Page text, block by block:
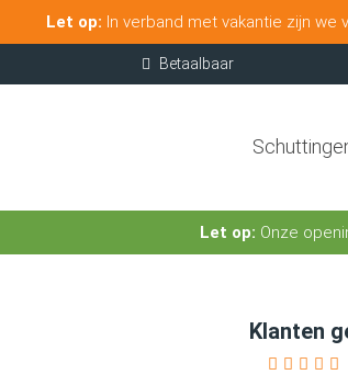
Let op: In verband met vakantie zijn we
Betaalbaar
Let op: Onze
Klanten